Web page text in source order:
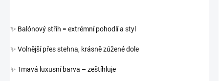
✨ Balónový střih = extrémní pohodlí a styl
✨ Volnější přes stehna, krásně zúžené dole
✨ Tmavá luxusní barva – zeštíhluje